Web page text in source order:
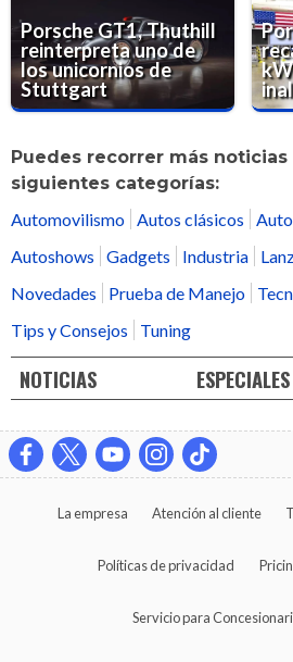
Porsche GT1, Thuthill
reinterpreta uno de
los unicornios de
Stuttgart
Puedes recorrer más
siguientes categorías:
Automovilismo Autos clásicos
Autoshows
Gadgets Industria
Novedades
Prueba de Manejo
Tips y Consejos
Tuning
NOTICIAS ESPECIALES
La empresa Atención al cliente
Políticas de privacidad
Servicio para